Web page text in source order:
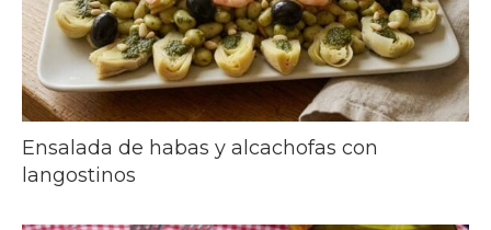
Ensalada de habas y alcachofas con
langostinos